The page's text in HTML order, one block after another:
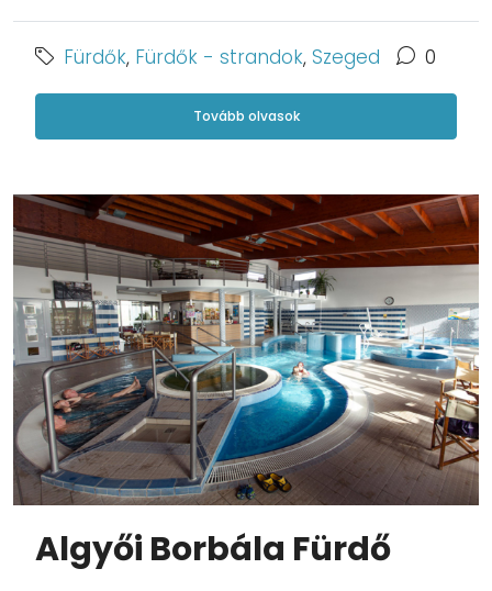
Fürdők, Fürdők - strandok, Szeged 0
Tovább olvasok
Algyői Borbála Fürdő